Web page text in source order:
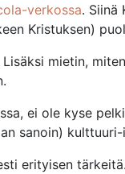
verkossa. Siinä
Kristuksen)
mietin,
ei ole kyse
sanoin)
erityisen